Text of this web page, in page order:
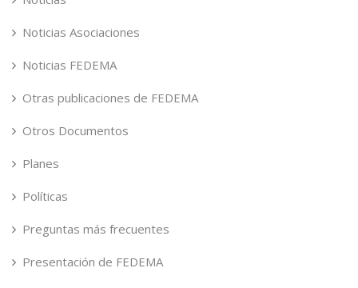
Noticias Asociaciones
Noticias FEDEMA
Otras publicaciones de FEDEMA
Otros Documentos
Planes
Políticas
Preguntas más frecuentes
Presentación de FEDEMA